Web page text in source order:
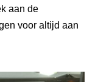
aan de
voor altijd aan